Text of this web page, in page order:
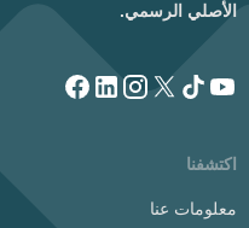
الأصلي الرسمي.
اكتشفنا
معلومات عنا